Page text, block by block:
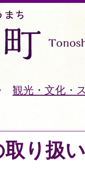
観光・文化・
り扱